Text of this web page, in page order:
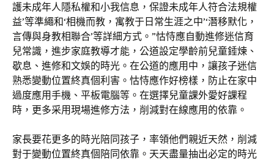
護未成年人隱私權和小我信息，保證未成年人符合法規權
益’等準繩和‘相機而教，寓教于日常生涯之中’‘潛移默化，
言傳與身教相聯合’等詳細方式。”怙恃應自動進修迷信育
兒常識，進步家庭教導才能，公道設定學齡前兒童錘煉、
歇息、進修和文娛的時光。在公道的應用中，讓孩子迷信
熟悉變動位置終真個利害。怙恃應作好榜樣，防止在家中
過度應用手機、平板電腦等。在選擇兒童課外愛好課程
時，更多采用現場進修方法，削減對在線應用的依靠。
家長要花更多的時光陪同孩子，率領他們親近天然，削減
對于變動位置終真個陪同依靠。天天盡量抽出必定的時光